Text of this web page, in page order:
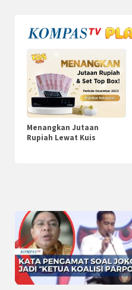
Menangkan Jutaan
Rupiah Lewat Kuis